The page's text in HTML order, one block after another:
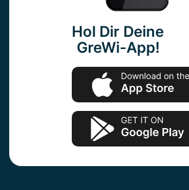
Hol Dir Deine
GreWi-App!